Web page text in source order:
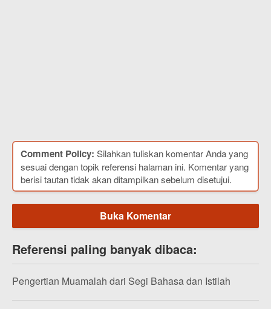
Comment Policy: Silahkan tuliskan komentar Anda yang
sesuai dengan topik referensi halaman ini. Komentar yang
berisi tautan tidak akan ditampilkan sebelum disetujui.
Buka Komentar
Referensi paling banyak dibaca:
Pengertian Muamalah dari Segi Bahasa dan Istilah